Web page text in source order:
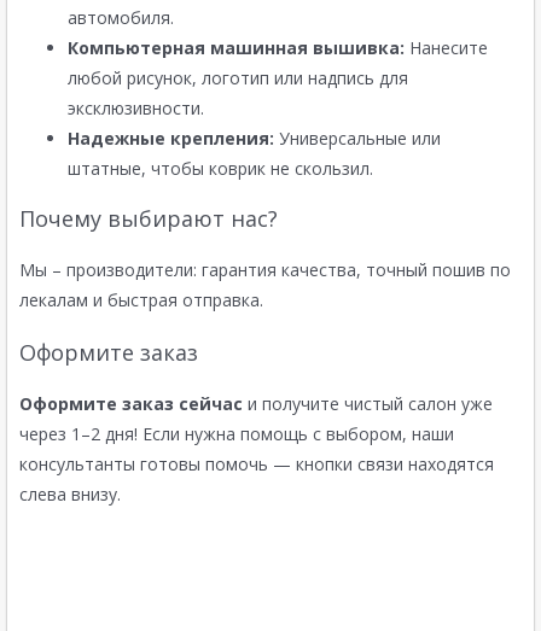
автомобиля.
Компьютерная машинная вышивка: Нанесите
любой рисунок, логотип или надпись для
эксклюзивности.
Надежные крепления: Универсальные или
штатные, чтобы коврик не скользил.
Почему выбирают нас?
Мы – производители: гарантия качества, точный пошив по
лекалам и быстрая отправка.
Оформите заказ
Оформите заказ сейчас и получите чистый салон уже
через 1–2 дня! Если нужна помощь с выбором, наши
консультанты готовы помочь — кнопки связи находятся
слева внизу.